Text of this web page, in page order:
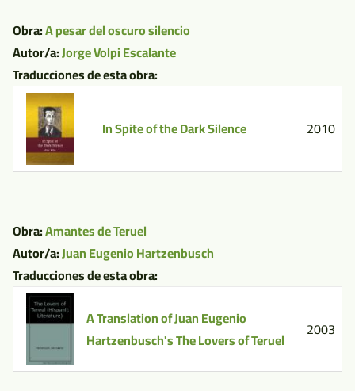
Obra:A pesar del oscuro silencio
Autor/a:Jorge Volpi Escalante
Traducciones de esta obra:
In Spite of the Dark Silence 2010
Obra:Amantes de Teruel
Autor/a:Juan Eugenio Hartzenbusch
Traducciones de esta obra:
A Translation of Juan Eugenio
Hartzenbusch's The Lovers of Teruel
2003